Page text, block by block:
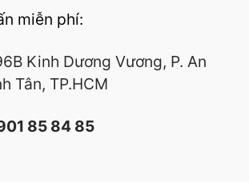
miễn phí:
Kinh Dương Vương, P. An
Tân, TP.HCM
85 84 85